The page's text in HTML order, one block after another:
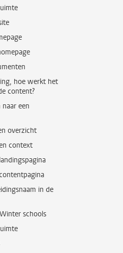
hoe werkt het
content?
een
overzicht
context
in de
schools